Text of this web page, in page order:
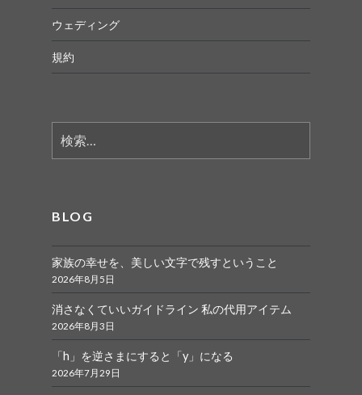
ウェディング
規約
索:
BLOG
家族の幸せを、美しい文字で残すということ
2026年8月5日
消さなくていいガイドライン 私の代用アイテム
2026年8月3日
「h」を逆さまにすると「y」になる
2026年7月29日